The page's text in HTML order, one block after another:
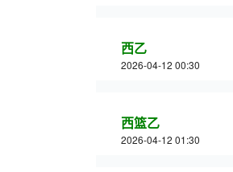
西乙
2026-04-12 00:30
西篮乙
2026-04-12 01:30